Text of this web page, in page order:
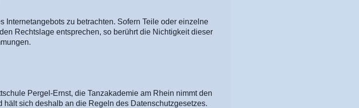
Internetangebots zu betrachten. Sofern Teile oder einzelne
Rechtslage entsprechen, so berührt die Nichtigkeit dieser
Pergel-Ernst, die Tanzakademie am Rhein nimmt den
sich deshalb an die Regeln des Datenschutzgesetzes.